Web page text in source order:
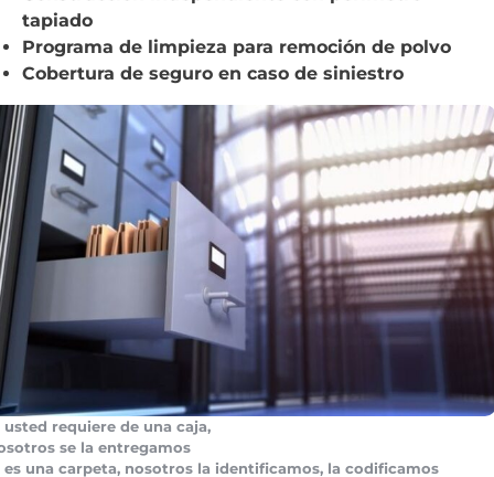
tapiado
Programa de limpieza para remoción de polvo
Cobertura de seguro en caso de siniestro
usted requiere de una caja,
se la entregamos
es una carpeta, nosotros la identificamos, la codificamos